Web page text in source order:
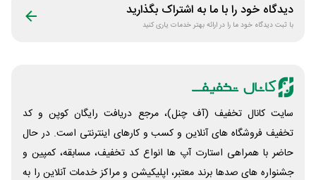
دیدگاه خود را با ما به اشتراک بگذارید
با ثبت دیدگاه خود ما را در ارائه بهتر خدمات یاری کنید
سایت کانال تخفیف (آف چنل)، مرجع دریافت رایگان کوپن و کد
تخفیف فروشگاه های آنلاین و کسب و‌ کارهای اینترنتی است. در حال
حاضر با همراهی استارت آپ ها انواع کد تخفیف، مسابقه، کمپین و
جشنواره های صدها برند معتبر، اپلیکیشن و مراکز خدمات آنلاین را به